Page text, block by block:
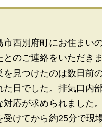
市西別府町にお住まい
とのご連絡をいただき
を見つけたのは数日前
た日でした。排気口内
応が求められました。
受けてから約25分で現